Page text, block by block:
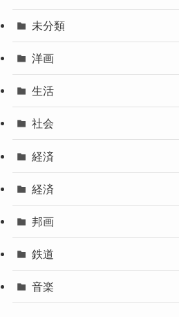
未分類
洋画
生活
社会
経済
経済
邦画
鉄道
音楽